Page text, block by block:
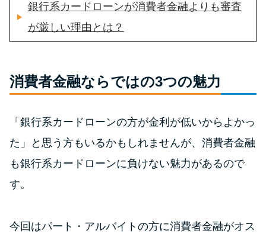
特集ページ一覧
銀行カードローンを選ぶべき4つ
の理由
無利息期間を利用して利息0円で
お金を借りる3つのポイント
銀行系カードローンが消費者金融よりも審査
が厳しい理由とは？
消費者金融ならではの3つの魅力
「銀行系カードローンの方が金利が低いからよかっ
た」と思う方もいるかもしれませんが、消費者金融
も銀行系カードローンに負けない魅力があるので
す。
今回はパート・アルバイトの方に消費者金融がオス